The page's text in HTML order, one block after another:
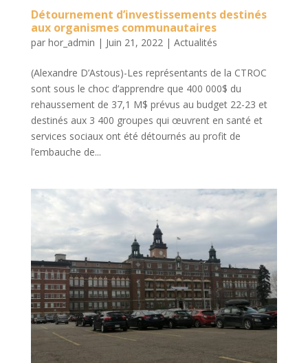
Détournement d’investissements destinés
aux organismes communautaires
par hor_admin | Juin 21, 2022| Actualités
(Alexandre D’Astous)-Les représentants de la CTROC
sont sous le choc d’apprendre que 400 000$ du
rehaussement de 37,1 M$ prévus au budget 22-23 et
destinés aux 3 400 groupes qui œuvrent en santé et
services sociaux ont été détournés au profit de
l’embauche de...